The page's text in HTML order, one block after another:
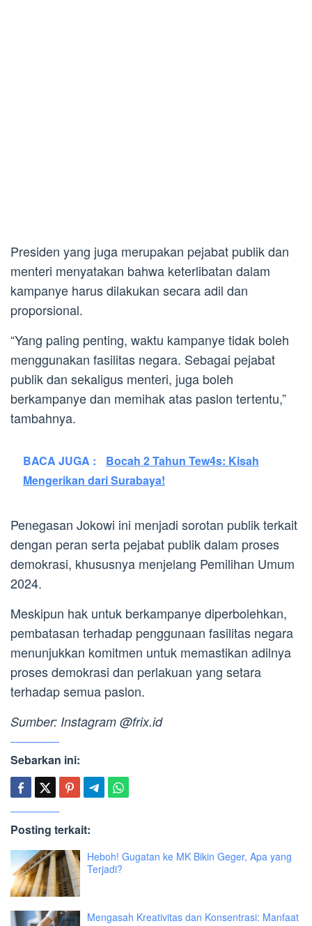
Presiden yang juga merupakan pejabat publik dan
menteri menyatakan bahwa keterlibatan dalam
kampanye harus dilakukan secara adil dan
proporsional.
“Yang paling penting, waktu kampanye tidak boleh
menggunakan fasilitas negara. Sebagai pejabat
publik dan sekaligus menteri, juga boleh
berkampanye dan memihak atas paslon tertentu,”
tambahnya.
BACA JUGA :
Bocah 2 Tahun Tew4s: Kisah
Mengerikan dari Surabaya!
Penegasan Jokowi ini menjadi sorotan publik terkait
dengan peran serta pejabat publik dalam proses
demokrasi, khususnya menjelang Pemilihan Umum
2024.
Meskipun hak untuk berkampanye diperbolehkan,
pembatasan terhadap penggunaan fasilitas negara
menunjukkan komitmen untuk memastikan adilnya
proses demokrasi dan perlakuan yang setara
terhadap semua paslon.
Sumber: Instagram @frix.id
Sebarkan ini:
Posting terkait:
Heboh! Gugatan ke MK Bikin Geger, Apa yang
Terjadi?
Mengasah Kreativitas dan Konsentrasi: Manfaat